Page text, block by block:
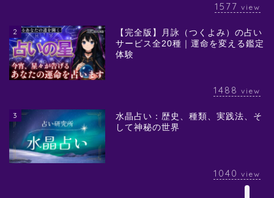
1577 view
2
【完全版】月詠（つくよみ）の占い
サービス全20種｜運命を変える鑑定
体験
1488 view
3
水晶占い：歴史、種類、実践法、そ
して神秘の世界
1040 view